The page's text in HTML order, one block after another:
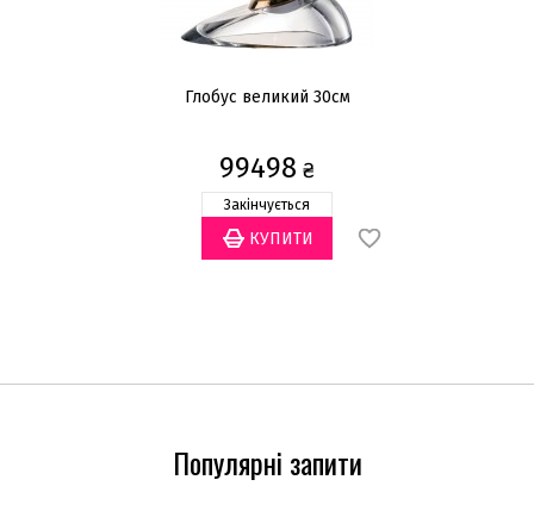
Глобус великий 30см
99498 ₴
Закінчується
Популярні запити